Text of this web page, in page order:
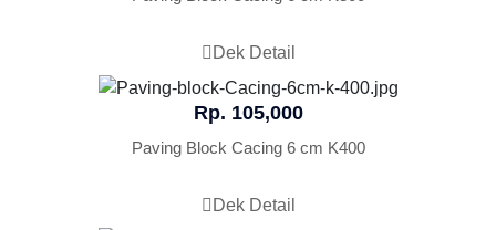
Dek Detail
Rp. 105,000
Paving Block Cacing 6 cm K400
Dek Detail